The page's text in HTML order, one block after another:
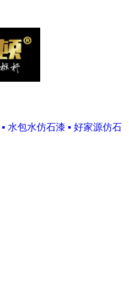
▪ 水包水仿石漆 ▪ 好家源仿石